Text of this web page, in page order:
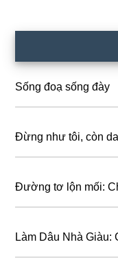
Sidebar
Sống đoạ sống đày
Đừng như tôi, còn
Đường tơ lộn mối:
Làm Dâu Nhà Giàu: